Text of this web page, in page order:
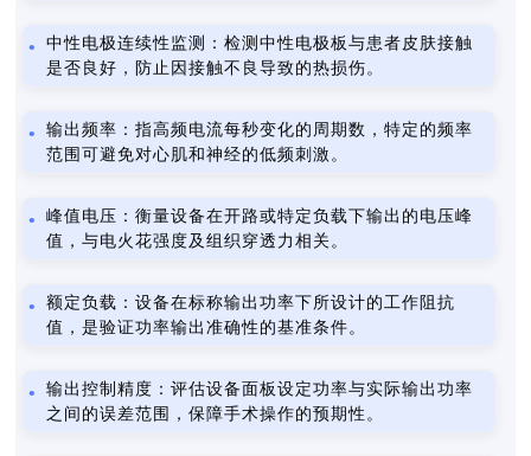
中性电极连续性监测：检测中性电极板与患者皮肤接触
是否良好，防止因接触不良导致的热损伤。
输出频率：指高频电流每秒变化的周期数，特定的频率
范围可避免对心肌和神经的低频刺激。
峰值电压：衡量设备在开路或特定负载下输出的电压峰
值，与电火花强度及组织穿透力相关。
额定负载：设备在标称输出功率下所设计的工作阻抗
值，是验证功率输出准确性的基准条件。
输出控制精度：评估设备面板设定功率与实际输出功率
之间的误差范围，保障手术操作的预期性。